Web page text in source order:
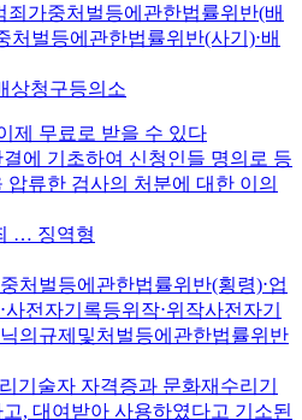
죄가중처벌등에관한법률위반(배
처벌등에관한법률위반(사기)⋅배
상청구등의소
제 무료로 받을 수 있다
에 기초하여 신청인들 명의로 등
류한 검사의 처분에 대한 이의
… 징역형
처벌등에관한법률위반(횡령)⋅업
전자기록등위작⋅위작사전자기
의규제및처벌등에관한법률위반
기술자 자격증과 문화재수리기
, 대여받아 사용하였다고 기소된